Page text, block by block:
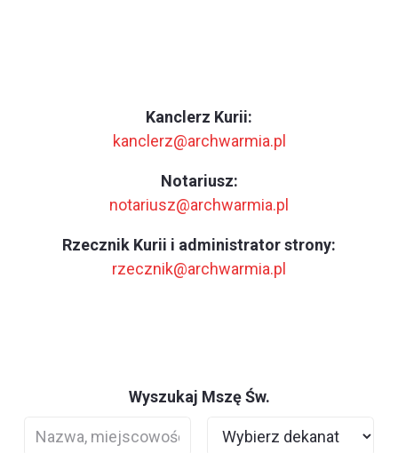
Kanclerz Kurii:
kanclerz@archwarmia.pl
Notariusz:
notariusz@archwarmia.pl
Rzecznik Kurii i administrator strony:
rzecznik@archwarmia.pl
Wyszukaj Mszę Św.